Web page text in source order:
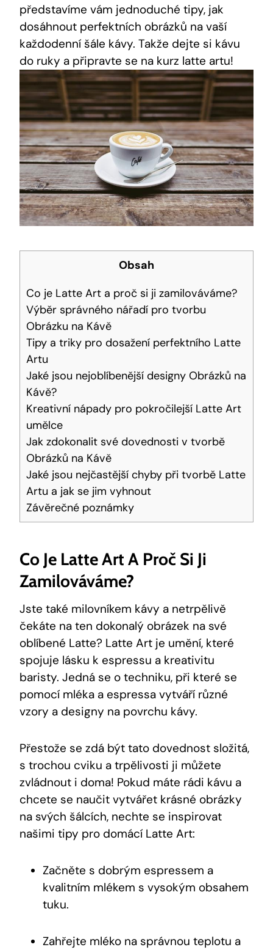
představíme vám jednoduché tipy, jak
dosáhnout perfektních obrázků na vaší
každodenní šále kávy. Takže dejte si kávu
do ruky a připravte se na kurz latte artu!
Obsah
Co je Latte Art a proč si ji zamilováváme?
Výběr správného nářadí pro tvorbu
Obrázku na Kávě
Tipy a triky pro dosažení perfektního Latte
Artu
Jaké jsou nejoblíbenější designy Obrázků na
Kávě?
Kreativní nápady pro pokročilejší Latte Art
umělce
Jak zdokonalit své dovednosti v tvorbě
Obrázků na Kávě
Jaké jsou nejčastější chyby při tvorbě Latte
Artu a jak se jim vyhnout
Závěrečné poznámky
Co Je Latte Art A Proč Si Ji
Zamilováváme?
Jste také milovníkem kávy a netrpělivě
čekáte na ten dokonalý obrázek na své
oblíbené Latte? Latte Art je umění, které
spojuje lásku k espressu a kreativitu
baristy. Jedná se o techniku, při které se
pomocí mléka a espressa vytváří různé
vzory a designy na povrchu kávy.
Přestože se zdá být tato dovednost složitá,
s trochou cviku a trpělivosti ji můžete
zvládnout i doma! Pokud máte rádi kávu a
chcete se naučit vytvářet krásné obrázky
na svých šálcích, nechte se inspirovat
našimi tipy pro domácí Latte Art:
Začněte s dobrým espressem a
kvalitním mlékem s vysokým obsahem
tuku.
Zahřejte mléko na správnou teplotu a